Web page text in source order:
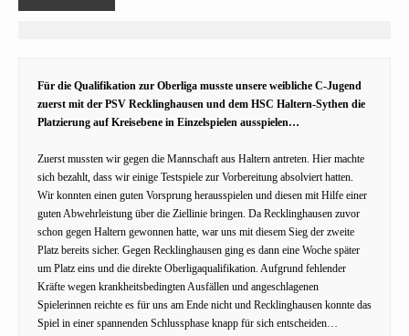
Für die Qualifikation zur Oberliga musste unsere weibliche C-Jugend
zuerst mit der PSV Recklinghausen und dem HSC Haltern-Sythen die
Platzierung auf Kreisebene in Einzelspielen ausspielen…
Zuerst mussten wir gegen die Mannschaft aus Haltern antreten. Hier machte
sich bezahlt, dass wir einige Testspiele zur Vorbereitung absolviert hatten.
Wir konnten einen guten Vorsprung herausspielen und diesen mit Hilfe einer
guten Abwehrleistung über die Ziellinie bringen. Da Recklinghausen zuvor
schon gegen Haltern gewonnen hatte, war uns mit diesem Sieg der zweite
Platz bereits sicher. Gegen Recklinghausen ging es dann eine Woche später
um Platz eins und die direkte Oberligaqualifikation. Aufgrund fehlender
Kräfte wegen krankheitsbedingten Ausfällen und angeschlagenen
Spielerinnen reichte es für uns am Ende nicht und Recklinghausen konnte das
Spiel in einer spannenden Schlussphase knapp für sich entscheiden…